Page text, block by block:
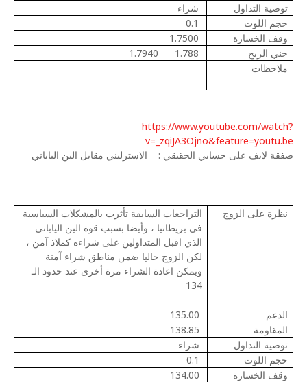
توصية التداول
شراء
حجم اللوت
0.1
وقف الخسارة
1.7500
جني الربح
1.788
1.7940
ملاحظات
https://www.youtube.com/watch?
v=_zqiJA3Ojno&feature=youtu.be
صفقة لايف على حسابي الحقيقي :
الاسترليني مقابل الين الياباني
نظرة على الزوج
التراجعات السابقة تأثرت بالمشكلات السياسية
في بريطانيا ، وأيضا بسبب قوة الين الياباني
الذي اقبل المتداولين على شراءه كملاذ آمن ،
لكن الزوج حاليا ضمن مناطق شراء آمنة
ويمكن اعادة الشراء مرة أخرى عند حدود الـ
134
الدعم
135.00
المقاومة
138.85
توصية التداول
شراء
حجم اللوت
0.1
وقف الخسارة
134.00